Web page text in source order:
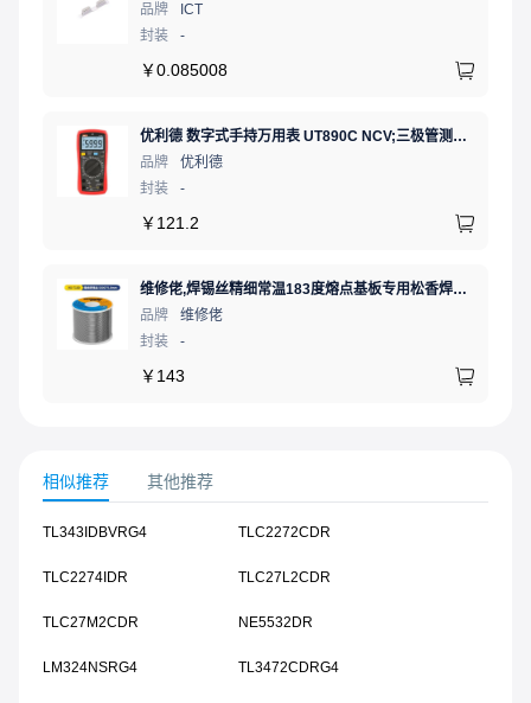
品牌
ICT
封装
-
￥0.085008
优利德 数字式手持万用表 UT890C NCV;三极管测试;二极管测试;火线辨别;真有效值;通断测试
品牌
优利德
封装
-
￥ 121.2
维修佬,焊锡丝精细常温183度熔点基板专用松香焊接锡线,500g0.8mm,1卷
品牌
维修佬
封装
-
￥ 143
相似推荐 其他推荐
TL343IDBVRG4 TLC2272CDR
TLC2274IDR TLC27L2CDR
TLC27M2CDR NE5532DR
LM324NSRG4 TL3472CDRG4